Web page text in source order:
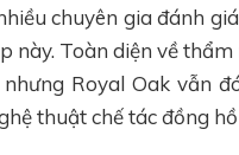
chuyên gia đánh
này. Toàn diện về
Royal Oak vẫn
thuật chế tác đồng